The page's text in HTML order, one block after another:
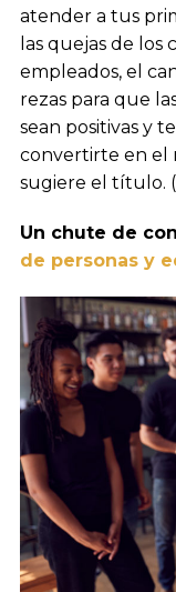
atender a tus
las quejas de los
empleados, el
rezas para que
sean positivas y
convertirte en el
sugiere el título.
Un chute de
de personas y